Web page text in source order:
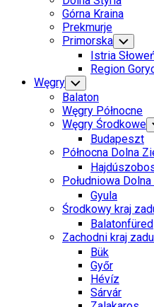
Menu
Górna Kraina
Prekmurje
Primorska Toggle
Child
Menu
Istria
Region
Węgry Toggle
Child
Menu
Balaton
Węgry Północne
Węgry Środkowe
Budapeszt
Północna Dolna
Południowa
Gyula
Środkowy kraj
Balatonfüred
Zachodni kraj
Bük
Győr
Hévíz
Sárvár